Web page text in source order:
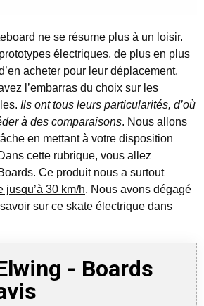
ne se résume plus à un loisir.
électriques, de plus en plus
acheter pour leur déplacement.
l’embarras du choix sur les
Ils ont tous leurs particularités, d’où
à des comparaisons. Nous allons
en mettant à votre disposition
cette rubrique, vous allez
Ce produit nous a surtout
jusqu’à 30 km/h. Nous avons dégagé
sur ce skate électrique dans
- Boards